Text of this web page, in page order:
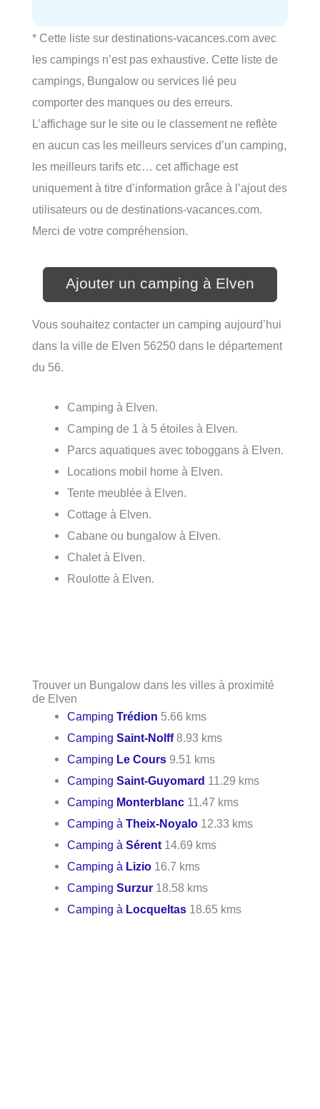
* Cette liste sur destinations-vacances.com avec
les campings n’est pas exhaustive. Cette liste de
campings, Bungalow ou services lié peu
comporter des manques ou des erreurs.
L’affichage sur le site ou le classement ne reflète
en aucun cas les meilleurs services d’un camping,
les meilleurs tarifs etc… cet affichage est
uniquement à titre d’information grâce à l’ajout des
utilisateurs ou de destinations-vacances.com.
Merci de votre compréhension.
Ajouter un camping à Elven
Vous souhaitez contacter un camping aujourd’hui
dans la ville de Elven 56250 dans le département
du 56.
Camping à Elven.
Camping de 1 à 5 étoiles à Elven.
Parcs aquatiques avec toboggans à Elven.
Locations mobil home à Elven.
Tente meublée à Elven.
Cottage à Elven.
Cabane ou bungalow à Elven.
Chalet à Elven.
Roulotte à Elven.
Trouver un Bungalow dans les villes à proximité
de Elven
CampingTrédion 5.66 kms
CampingSaint-Nolff8.93 kms
Camping Le Cours 9.51 kms
CampingSaint-Guyomard 11.29 kms
Camping Monterblanc 11.47 kms
Camping àTheix-Noyalo 12.33 kms
Camping àSérent 14.69 kms
Camping à Lizio 16.7 kms
CampingSurzur 18.58 kms
Camping à Locqueltas 18.65 kms